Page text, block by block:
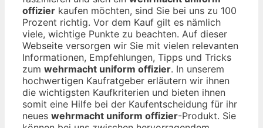
offizier kaufen möchten, sind Sie bei uns zu 100
Prozent richtig. Vor dem Kauf gilt es nämlich
viele, wichtige Punkte zu beachten. Auf dieser
Webseite versorgen wir Sie mit vielen relevanten
Informationen, Empfehlungen, Tipps und Tricks
zum wehrmacht uniform offizier. In unserem
hochwertigen Kaufratgeber erläutern wir ihnen
die wichtigsten Kaufkriterien und bieten ihnen
somit eine Hilfe bei der Kaufentscheidung für ihr
neues wehrmacht uniform offizier-Produkt. Sie